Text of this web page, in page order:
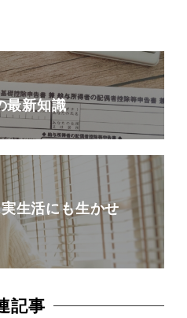
最新知識
生活にも生かせ
記事